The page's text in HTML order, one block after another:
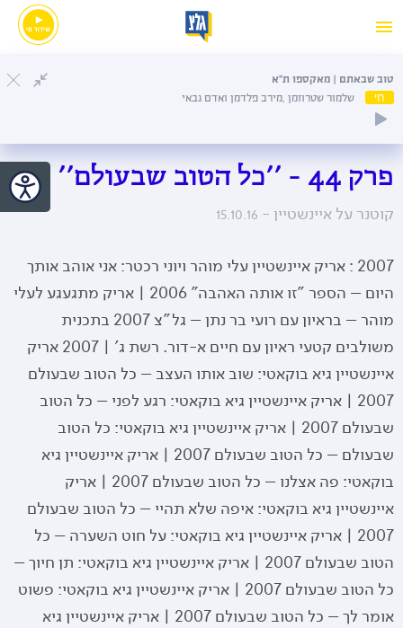
טוב שבאתם | מאקספו ת"א
חי שלמור שטרוזמן ,מירב פלדמן ואדם גבאי
פרק 44 - ''כל הטוב שבעולם''
קוטנר על איינשטיין - 15.10.16
2007 : אריק איינשטיין עלי מוהר ויוני רכטר: אני אוהב אותך
היום – הספר "זו אותה האהבה" 2006 | אריק מתגעגע לעלי
מוהר – בראיון עם רועי בר נתן – גל"צ 2007 בתכנית
משולבים קטעי ראיון עם חיים א-דור. רשת ג' | 2007 אריק
איינשטיין גיא בוקאטי: שוב אותו העצב – כל הטוב שבעולם
2007 | אריק איינשטיין גיא בוקאטי: רגע לפני – כל הטוב
שבעולם 2007 | אריק איינשטיין גיא בוקאטי: כל הטוב
שבעולם – כל הטוב שבעולם 2007 | אריק איינשטיין גיא
בוקאטי: פה אצלנו – כל הטוב שבעולם 2007 | אריק
איינשטיין גיא בוקאטי: איפה שלא תהיי – כל הטוב שבעולם
2007 | אריק איינשטיין גיא בוקאטי: על חוט השערה – כל
הטוב שבעולם 2007 | אריק איינשטיין גיא בוקאטי: תן חיוך –
כל הטוב שבעולם 2007 | אריק איינשטיין גיא בוקאטי: פשוט
אומר לך – כל הטוב שבעולם 2007 | אריק איינשטיין גיא